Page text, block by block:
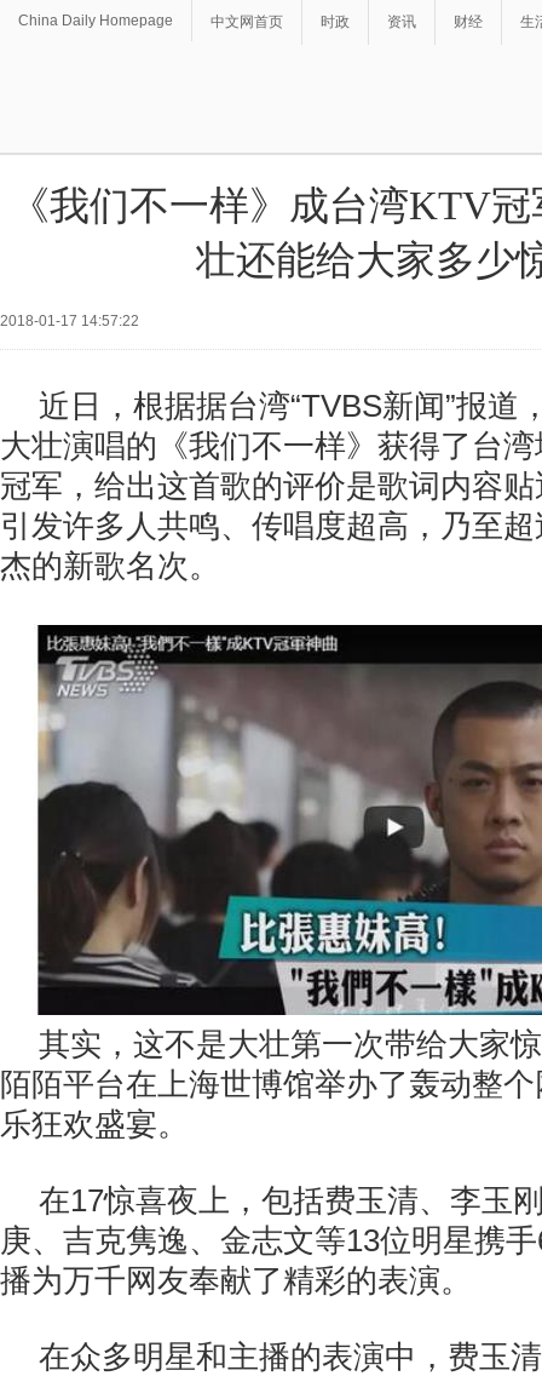
China Daily Homepage 中文网首页 时政 资讯 财经 生
《我们不一样》成台湾KTV
壮还能给大家多少
2018-01-17 14:57:22
近日，根据据台湾“TVBS新闻”报道
大壮演唱的《我们不一样》获得了台
冠军，给出这首歌的评价是歌词内容
引发许多人共鸣、传唱度超高，乃至
杰的新歌名次。
其实，这不是大壮第一次带给大家
陌陌平台在上海世博馆举办了轰动整
乐狂欢盛宴。
在17惊喜夜上，包括费玉清、李玉
庚、吉克隽逸、金志文等13位明星携
播为万千网友奉献了精彩的表演。
在众多明星和主播的表演中，费玉